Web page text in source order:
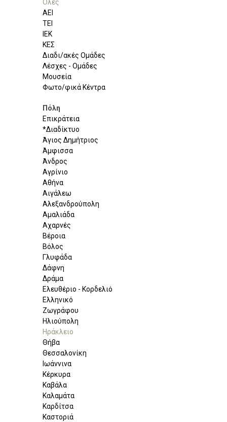
Όλες
ΑΕΙ
ΤΕΙ
ΙΕΚ
ΚΕΣ
Διαδι/ακές Ομάδες
Λέσχες - Ομάδες
Μουσεία
Φωτο/φικά Κέντρα
Πόλη
Επικράτεια
*Διαδίκτυο
Άγιος Δημήτριος
Άμφισσα
Άνδρος
Αγρίνιο
Αθήνα
Αιγάλεω
Αλεξανδρούπολη
Αμαλιάδα
Αχαρνές
Βέροια
Βόλος
Γλυφάδα
Δάφνη
Δράμα
Ελευθέριο - Κορδελιό
Ελληνικό
Ζωγράφου
Ηλιούπολη
Ηράκλειο
Θήβα
Θεσσαλονίκη
Ιωάννινα
Κέρκυρα
Καβάλα
Καλαμάτα
Καρδίτσα
Καστοριά